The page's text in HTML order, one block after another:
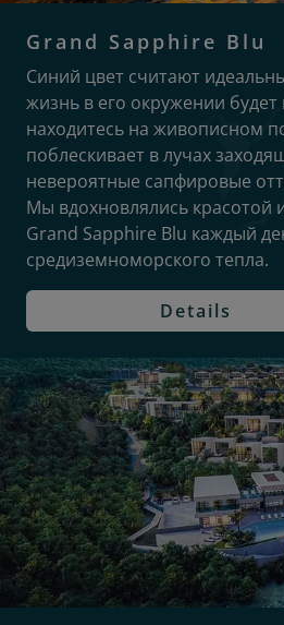
Grand Sapphire Blu
Синий цвет считают
жизнь в его окружении
находитесь на живописном
поблескивает в лучах
невероятные сапфировые
Мы вдохновлялись
Grand Sapphire Blu каждый
средиземноморского тепла.
Details